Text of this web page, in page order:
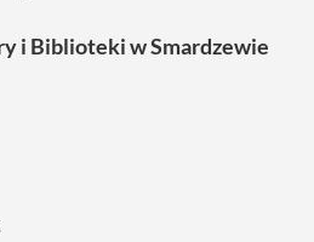
i Biblioteki w Smardzewie